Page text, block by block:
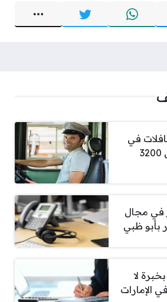
في
دبي براتب يبدأ من 3200
في مجال
بأبو ظبي
لا